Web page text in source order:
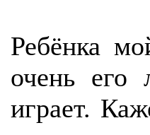
Ребёнка
очень его
играет.